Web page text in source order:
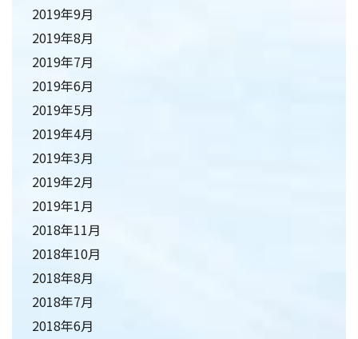
2019年9月
2019年8月
2019年7月
2019年6月
2019年5月
2019年4月
2019年3月
2019年2月
2019年1月
2018年11月
2018年10月
2018年8月
2018年7月
2018年6月